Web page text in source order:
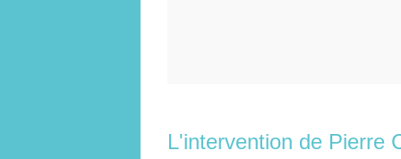
L'intervention de Pierre